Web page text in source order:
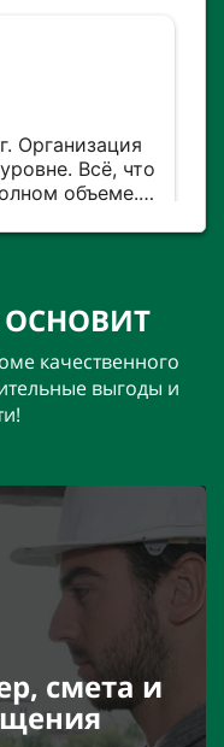
ОСНОВИТ
качественного
выгоды и
смета и